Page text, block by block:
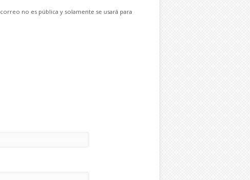
no es pública y solamente se usará para